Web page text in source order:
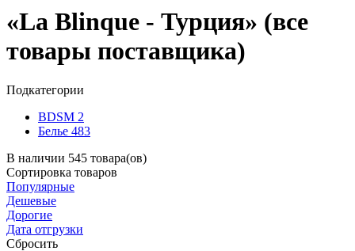
«La Blinque - Турция» (все
товары поставщика)
Подкатегории
BDSM 2
Белье 483
В наличии 545 товара(ов)
Сортировка товаров
Популярные
Дешевые
Дорогие
Дата отгрузки
Сбросить